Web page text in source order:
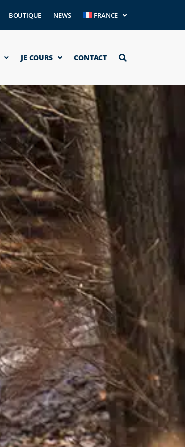
BOUTIQUE NEWS FRANCE
JE COURS CONTACT